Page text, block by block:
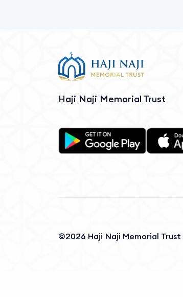
Haji Naji Memorial Trust
©2026 Haji Naji Memorial